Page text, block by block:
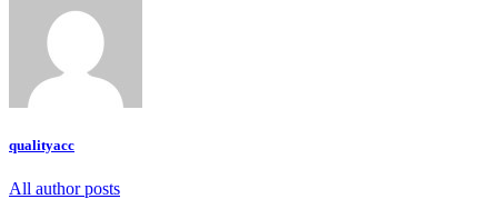
qualityacc
All author posts